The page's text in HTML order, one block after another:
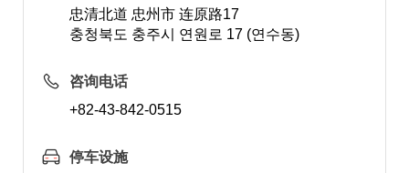
忠清北道 忠州市 连原路17
충청북도 충주시 연원로 17 (연수동)
咨询电话
+82-43-842-0515
停车设施